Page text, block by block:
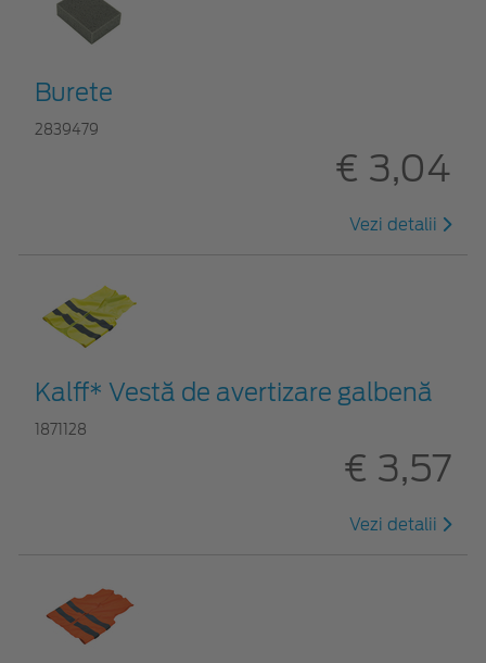
Burete
2839479
€ 3,04
Vezi detalii
Kalff* Vestă de avertizare galbenă
1871128
€ 3,57
Vezi detalii